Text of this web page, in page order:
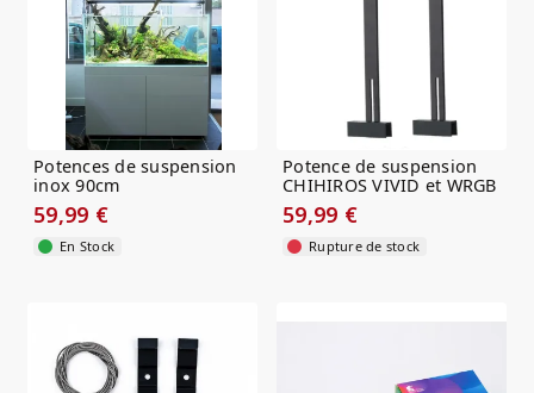
Potences de suspension
inox 90cm
59,99 €
En Stock
Potence de suspension
CHIHIROS VIVID et WRGB
small...
59,99 €
Rupture de stock